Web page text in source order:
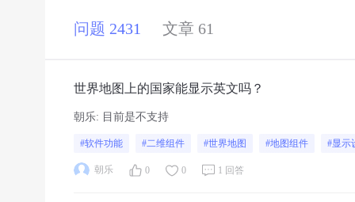
问题 2431 文章 61
世界地图上的国家能显示英文吗？
朝乐: 目前是不支持
#软件功能 #二维组件 #世界地图 #地图组件 #显示
朝乐 0 0 1 回答